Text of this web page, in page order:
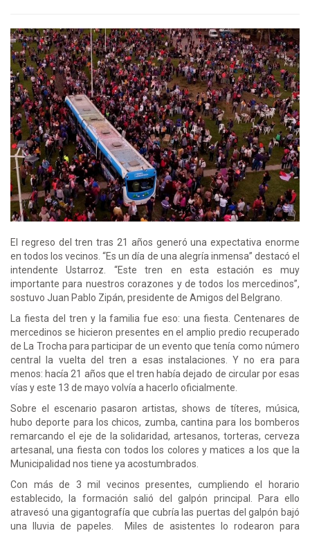
El regreso del tren tras 21 años generó una expectativa enorme
en todos los vecinos. “Es un día de una alegría inmensa” destacó el
intendente Ustarroz. “Este tren en esta estación es muy
importante para nuestros corazones y de todos los mercedinos”,
sostuvo Juan Pablo Zipán, presidente de Amigos del Belgrano.
La fiesta del tren y la familia fue eso: una fiesta. Centenares de
mercedinos se hicieron presentes en el amplio predio recuperado
de La Trocha para participar de un evento que tenía como número
central la vuelta del tren a esas instalaciones. Y no era para
menos: hacía 21 años que el tren había dejado de circular por esas
vías y este 13 de mayo volvía a hacerlo oficialmente.
Sobre el escenario pasaron artistas, shows de títeres, música,
hubo deporte para los chicos, zumba, cantina para los bomberos
remarcando el eje de la solidaridad, artesanos, torteras, cerveza
artesanal, una fiesta con todos los colores y matices a los que la
Municipalidad nos tiene ya acostumbrados.
Con más de 3 mil vecinos presentes, cumpliendo el horario
establecido, la formación salió del galpón principal. Para ello
atravesó una gigantografía que cubría las puertas del galpón bajó
una lluvia de papeles. Miles de asistentes lo rodearon para